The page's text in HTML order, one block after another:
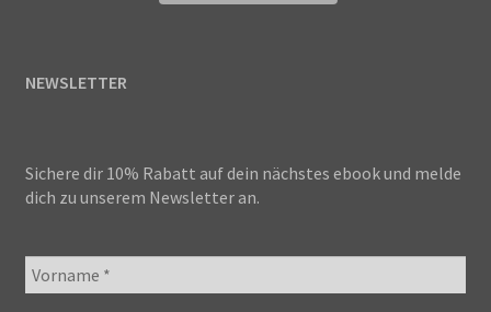
NEWSLETTER
Sichere dir 10% Rabatt auf dein nächstes ebook und melde
dich zu unserem Newsletter an.